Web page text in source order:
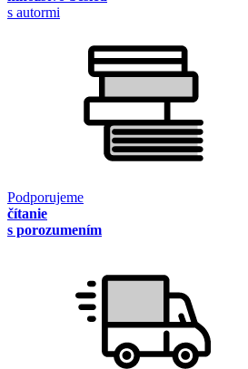
s autormi
Podporujeme
čítanie
s porozumením